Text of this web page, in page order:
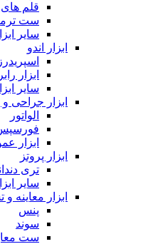
قلم
ست
سایر
ابزار اندو
اسپریدرز
ابزار
سایر
ابزار جراحی و
الواتور
ابزار
ابزار پروتز
تری
سایر
ابزار معاینه
پنس
سوند
ست